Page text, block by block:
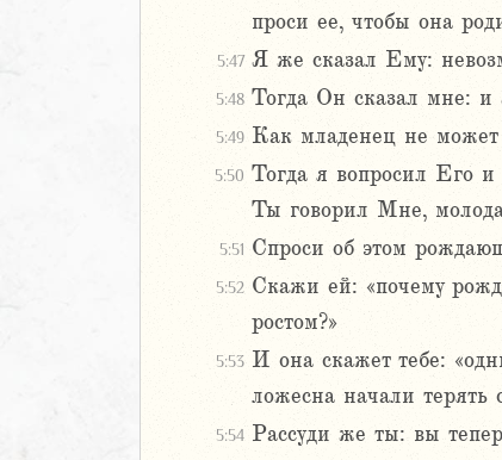
проси ее, чтобы она
5:47 Я же сказал Ему:
5:48 Тогда Он сказал мне: и
5:49 Как младенец не может
5:50 Тогда я вопросил Его и
Ты говорил Мне,
5:51 Спроси об этом
5:52 Скажи ей: «почему
ростом?»
5:53 И она скажет тебе:
ложесна начали терять
5:54 Рассуди же ты: вы